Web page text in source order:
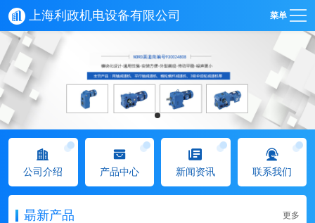
上海利政机电设备有限公司 菜单
公司介绍 产品中心 新闻资讯 联系我们
朂新产品 更多